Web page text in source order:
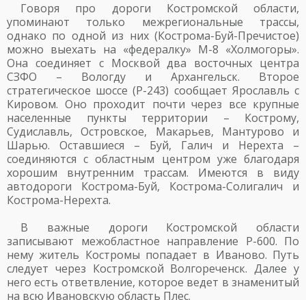
Говоря про дороги Костромской области,
упоминают только межрегиональные трассы,
однако по одной из них (Кострома-Буй-Пречистое)
можно выехать на «федералку» М-8 «Холмогоры».
Она соединяет с Москвой два восточных центра
СЗФО – Вологду и Архангельск. Второе
стратегическое шоссе (Р-243) сообщает Ярославль с
Кировом. Оно проходит почти через все крупные
населенные пункты территории – Кострому,
Судиславль, Островское, Макарьев, Мантурово и
Шарью. Оставшиеся – Буй, Галич и Нерехта –
соединяются с областным центром уже благодаря
хорошим внутренним трассам. Имеются в виду
автодороги Кострома-Буй, Кострома-Солигалич и
Кострома-Нерехта.
В важные дороги Костромской области
записывают межобластное направление Р-600. По
нему житель Костромы попадает в Иваново. Путь
следует через Костромской Волгореченск. Далее у
него есть ответвление, которое ведет в знаменитый
на всю Ивановскую область Плес.